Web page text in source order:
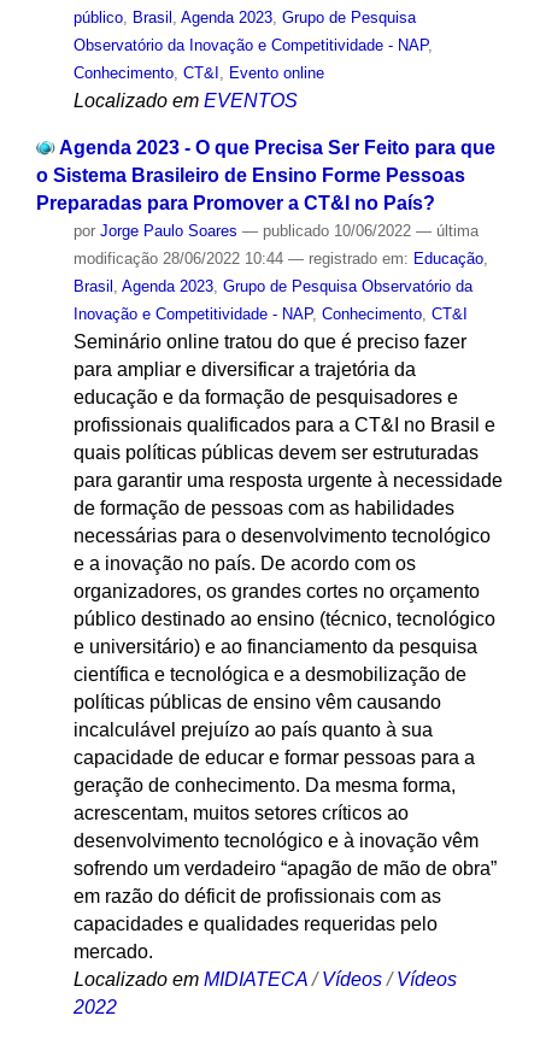
público, Brasil Agenda 2023, Grupo de Pesquisa
Observatório da Inovação e Competitividade - NAP,
Conhecimento, CT&I Evento online
Localizado em EVENTOS
Agenda 2023 - O que Precisa Ser Feito para que
o Sistema Brasileiro de Ensino Forme Pessoas
Preparadas para Promover a CT&I no País?
por Jorge Paulo Soares — publicado10/06/2022 — última
modificação28/06/2022 10:44 — registrado em: Educação,
Brasil Agenda 2023, Grupo de Pesquisa Observatório da
Inovação e Competitividade - NAP, Conhecimento, CT&I
Seminário online tratou do que é preciso fazer
para ampliar e diversificar a trajetória da
educação e da formação de pesquisadores e
profissionais qualificados para a CT&I no Brasil e
quais políticas públicas devem ser estruturadas
para garantir uma resposta urgente à necessidade
de formação de pessoas com as habilidades
necessárias para o desenvolvimento tecnológico
e a inovação no país. De acordo com os
organizadores, os grandes cortes no orçamento
público destinado ao ensino (técnico, tecnológico
e universitário) e ao financiamento da pesquisa
científica e tecnológica e a desmobilização de
políticas públicas de ensino vêm causando
incalculável prejuízo ao país quanto à sua
capacidade de educar e formar pessoas para a
geração de conhecimento. Da mesma forma,
acrescentam, muitos setores críticos ao
desenvolvimento tecnológico e à inovação vêm
sofrendo um verdadeiro “apagão de mão de obra”
em razão do déficit de profissionais com as
capacidades e qualidades requeridas pelo
mercado.
Localizado em MIDIATECA /Vídeos /Vídeos
2022